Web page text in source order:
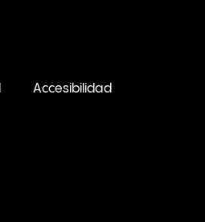
Accesibilidad